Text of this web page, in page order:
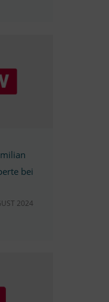
bei
2024